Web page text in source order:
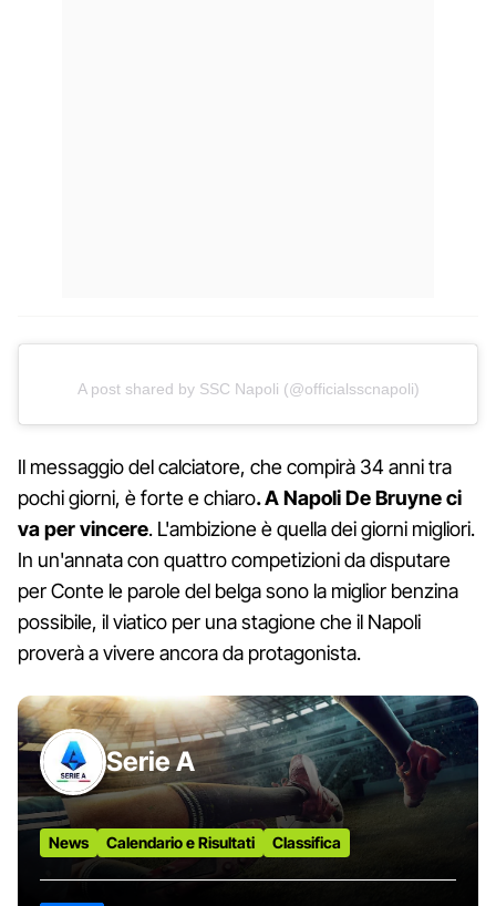
A post shared by SSC Napoli (@officialsscnapoli)
Il messaggio del calciatore, che compirà 34 anni tra
pochi giorni, è forte e chiaro. A Napoli De Bruyne ci
va per vincere. L'ambizione è quella dei giorni migliori.
In un'annata con quattro competizioni da disputare
per Conte le parole del belga sono la miglior benzina
possibile, il viatico per una stagione che il Napoli
proverà a vivere ancora da protagonista.
Serie A
News Calendario e Risultati Classifica